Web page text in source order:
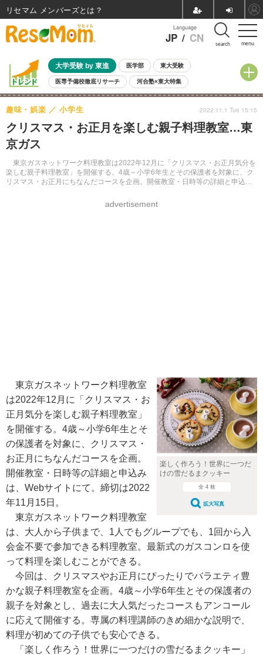
menu
Language
JP / CN search
大学受験 by 東進 医学部 東大受験
医専予備校徹底リサーチ 河合塾×東大特集
親子で考える大学選び 高校受験 中学受験 小学校受験
共通テスト 夏休み
8月開催イベント・WS 全国公立高校 過去問 人気記事
自由研究教材（小学生向け）
クリスマス・お正月を楽しむ親子料理教室…東
京ガス
東京ガスネットワーク料理教室は2022年12月に「クリスマス・お正月気分を
楽しむ親子料理教室」を開催する。4歳～小学6年生とその保護者を対象に、ク
リスマス・お正月にちなんだコースを企画。開催教室・日時等の詳細と申込み
趣味・娯楽 小学生
advertisement
2022.11.1 Tue 15:15
楽しく作ろう！世界に一つだ
けの雪だるまクッキー
全 4 枚
拡大写真
東京ガスネットワーク料理教室
は2022年12月に「クリスマス・お
正月気分を楽しむ親子料理教室」
を開催する。4歳～小学6年生とそ
の保護者を対象に、クリスマス・
お正月にちなんだコースを企画。
開催教室・日時等の詳細と申込み
は、Webサイトにて。締切は2022
年11月15日。
東京ガスネットワーク料理教室
は、大人から子供まで、1人でもグループでも、1回から入
会金不要で参加できる料理教室。最新式のガスコンロを使
って料理を楽しむことができる。
今回は、クリスマスやお正月にぴったりでバラエティ豊
かな親子料理教室を企画。4歳～小学6年生とその保護者の
親子を対象とし、過去に大人気だったコースもアンコール
に応えて開催する。専属の料理講師のきめ細かな説明で、
料理が初めての子供でも安心できる。
「楽しく作ろう！世界に一つだけの雪だるまクッキー」
リセマム メンバーズ